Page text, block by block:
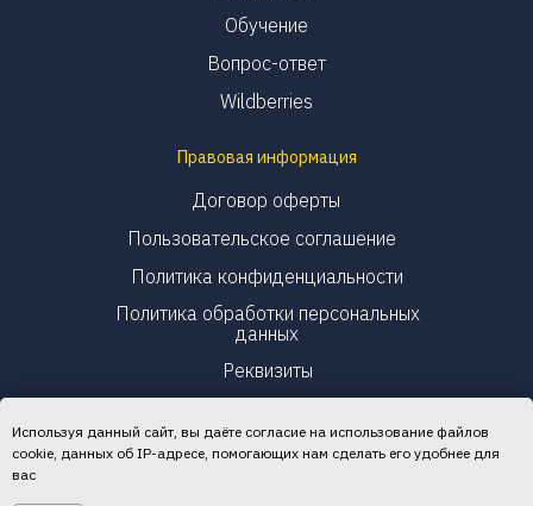
Используя данный сайт, вы даёте согласие на использование файлов
cookie, данных об IP-адресе, помогающих нам сделать его удобнее для
вас
Обучение
Вопрос-ответ
Правовая информация
Договор оферты
Пользовательское соглашение
Политика конфиденциальности
Политика обработки персональных
данных
Wildberries
Реквизиты